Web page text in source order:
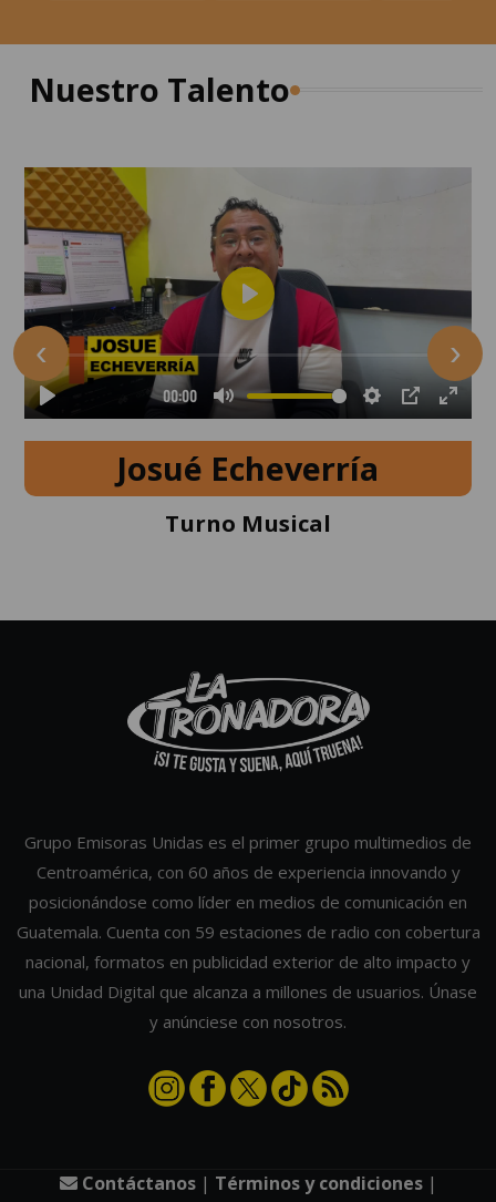
Nuestro Talento
‹
Josué Echeverría
Turno Musical
›
Grupo Emisoras Unidas es el primer grupo multimedios de
Centroamérica, con 60 años de experiencia innovando y
posicionándose como líder en medios de comunicación en
Guatemala. Cuenta con 59 estaciones de radio con cobertura
nacional, formatos en publicidad exterior de alto impacto y
una Unidad Digital que alcanza a millones de usuarios. Únase
y anúnciese con nosotros.
Contáctanos| Términos y condiciones|